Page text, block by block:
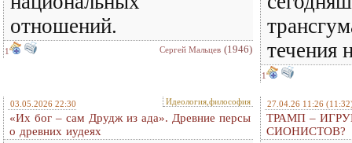
отношений.
1 Сергей Мальцев (1946)
течения
1
03.05.2026 22:30 Идеология,философия
«Их бог – сам Друдж из ада». Древние персы
о древних иудеях
27.04.26 11:26
ТРАМП –
СИОНИСТОВ?